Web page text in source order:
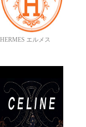
HERMES エルメス